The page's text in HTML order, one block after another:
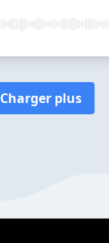
Charger plus